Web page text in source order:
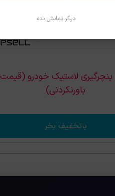
لاستیک خودرو (قیمت
باورنکردنی)
باتخفیف بخر
دیگر نمایش نده